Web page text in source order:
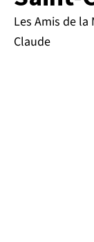
Les Amis de la
Claude